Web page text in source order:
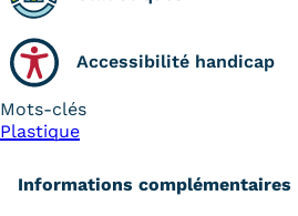
Accessibilité handicap
Mots-clés
Plastique
Informations complémentaires